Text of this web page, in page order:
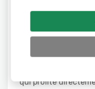
Les
Zinc, Fer et
L’astuce «
d’Aloe Veraen
qui profite